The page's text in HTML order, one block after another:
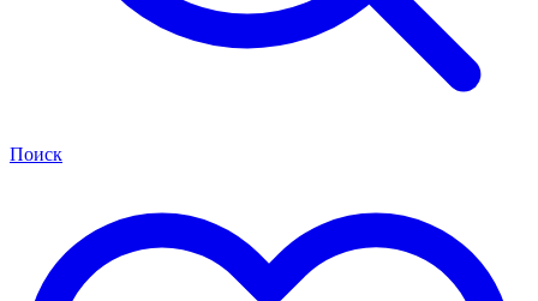
Поиск